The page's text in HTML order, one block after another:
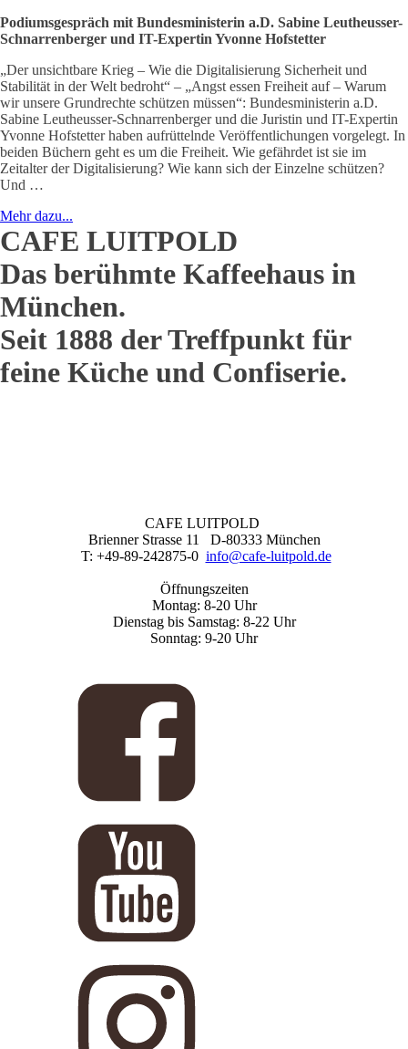
Podiumsgespräch mit Bundesministerin a.D. Sabine Leutheusser-
Schnarrenberger und IT-Expertin Yvonne Hofstetter
„Der unsichtbare Krieg – Wie die Digitalisierung Sicherheit und
Stabilität in der Welt bedroht“ – „Angst essen Freiheit auf – Warum
wir unsere Grundrechte schützen müssen“: Bundesministerin a.D.
Sabine Leutheusser-Schnarrenberger und die Juristin und IT-Expertin
Yvonne Hofstetter haben aufrüttelnde Veröffentlichungen vorgelegt. In
beiden Büchern geht es um die Freiheit. Wie gefährdet ist sie im
Zeitalter der Digitalisierung? Wie kann sich der Einzelne schützen?
Und …
Mehr dazu...
CAFE LUITPOLD
Das berühmte Kaffeehaus in
München.
Seit 1888 der Treffpunkt für
feine Küche und Confiserie.
CAFE LUITPOLD
Brienner Strasse 11 D-80333 München
T: +49-89-242875-0 info@cafe-luitpold.de
Öffnungszeiten
Montag: 8-20 Uhr
Dienstag bis Samstag: 8-22 Uhr
Sonntag: 9-20 Uhr